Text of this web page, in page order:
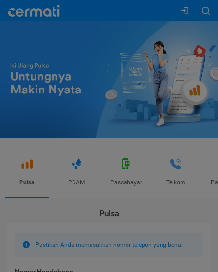
Pulsa PDAM Pascabayar Telkom
Pulsa
Pastikan Anda memasukkan nomor telepon yang benar.